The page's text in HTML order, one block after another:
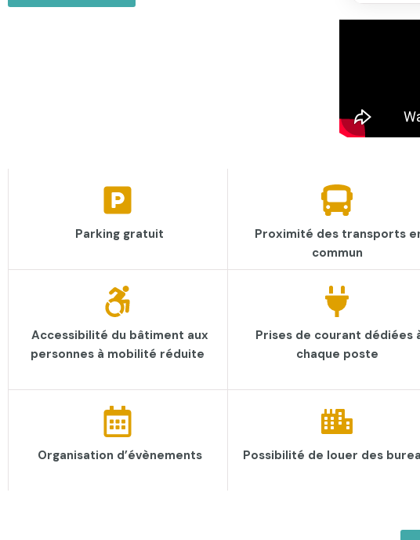
Parking gratuit
Proximité des transports
commun
Accessibilité du bâtiment aux
personnes à mobilité réduite
Prises de courant dédiées
chaque poste
Organisation d’évènements​ Possibilité de louer des